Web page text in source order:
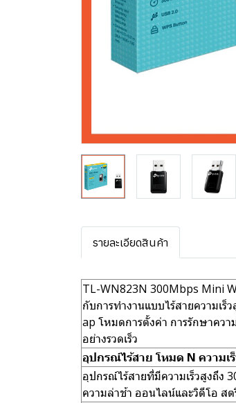
รายละเอียดสินค้า
TL-WN823N 300Mbps Mini
กับการทำงานแบบไร้สายความเ
ap โหมดการตั้งค่า การรักษาคว
อย่างรวดเร็ว
อุปกรณ์ไร้สาย โหมด N ความเ
อุปกรณ์ไร้สายที่มีความเร็วสูงถึง
ความล่าช้า ออนไลน์และวิดีโอ ส